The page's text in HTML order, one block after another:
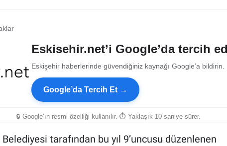
Eskisehir.net’i Google’da tercih
Eskişehir haberlerinde güvendiğiniz kaynağı Google’a bildirin.
Google’da Tercih Et →
🔒 Google’ın resmi özelliği kullanılır. ⏱ Yaklaşık 10 saniye sürer.
Belediyesi tarafından bu yıl 9’uncusu düzenlenen